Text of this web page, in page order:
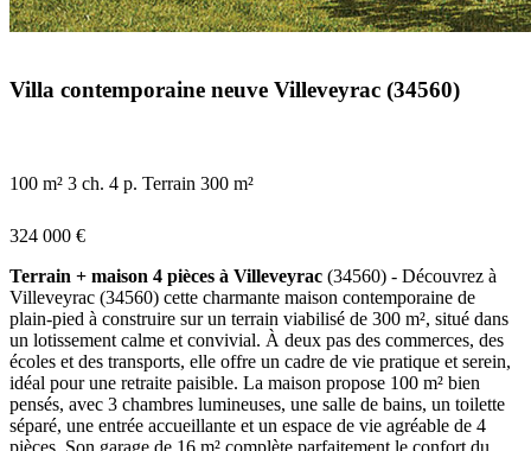
Villa contemporaine neuve Villeveyrac (34560)
100 m² 3 ch. 4 p. Terrain 300 m²
324 000 €
Terrain + maison 4 pièces à Villeveyrac (34560) - Découvrez à
Villeveyrac (34560) cette charmante maison contemporaine de
plain-pied à construire sur un terrain viabilisé de 300 m², situé dans
un lotissement calme et convivial. À deux pas des commerces, des
écoles et des transports, elle offre un cadre de vie pratique et serein,
idéal pour une retraite paisible. La maison propose 100 m² bien
pensés, avec 3 chambres lumineuses, une salle de bains, un toilette
séparé, une entrée accueillante et un espace de vie agréable de 4